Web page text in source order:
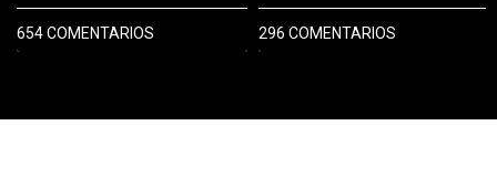
654 COMENTARIOS 296 COMENTARIOS